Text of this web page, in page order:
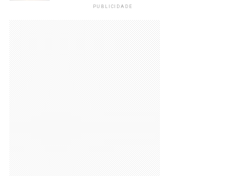
PUBLICIDADE